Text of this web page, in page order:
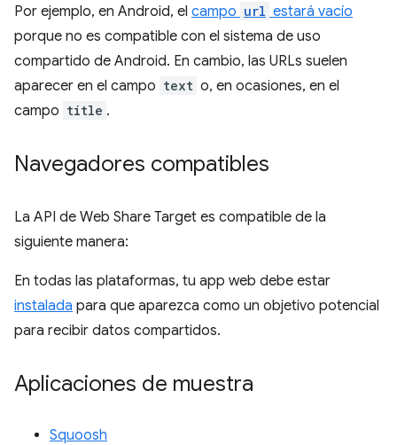
Por ejemplo, en Android, el campo url estará vacío
porque no es compatible con el sistema de uso
compartido de Android. En cambio, las URLs suelen
aparecer en el campo text o, en ocasiones, en el
campo title .
Navegadores compatibles
La API de Web Share Target es compatible de la
siguiente manera:
En todas las plataformas, tu app web debe estar
instalada para que aparezca como un objetivo potencial
para recibir datos compartidos.
Aplicaciones de muestra
Squoosh